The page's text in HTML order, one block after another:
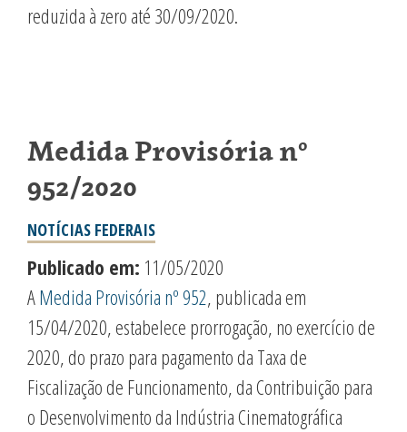
reduzida à zero até 30/09/2020.
Medida Provisória nº
952/2020
NOTÍCIAS FEDERAIS
Publicado em: 11/05/2020
AMedida Provisória nº 952, publicada em
15/04/2020, estabelece prorrogação, no exercício de
2020, do prazo para pagamento da Taxa de
Fiscalização de Funcionamento, da Contribuição para
o Desenvolvimento da Indústria Cinematográfica